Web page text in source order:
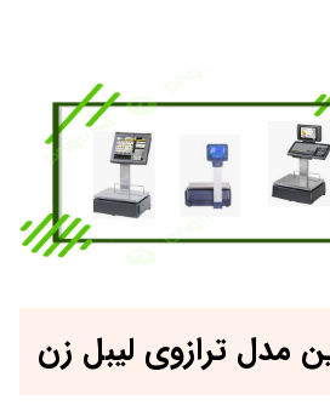
مدل ترازوی لیبل زن